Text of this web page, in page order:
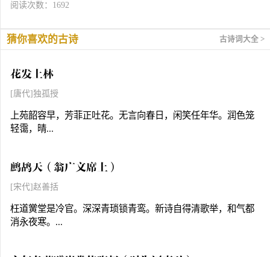
阅读次数：1692
猜你喜欢的古诗 古诗词大全 >
花发上林
[唐代]独孤授
上苑韶容早，芳菲正吐花。无言向春日，闲笑任年华。润色笼
轻霭，晴...
鹧鸪天（翁广文席上）
[宋代]赵善括
枉道黉堂是冷官。深深青琐锁青鸾。新诗自得清歌举，和气都
消永夜寒。...